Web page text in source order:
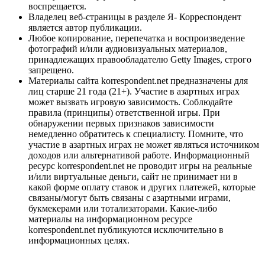
воспрещается.
Владелец веб-страницы в разделе Я- Корреспондент
является автор публикации.
Любое копирование, перепечатка и воспроизведение
фотографий и/или аудиовизуальных материалов,
принадлежащих правообладателю Getty Images, строго
запрещено.
Материалы сайта korrespondent.net предназначены для
лиц старше 21 года (21+). Участие в азартных играх
может вызвать игровую зависимость. Соблюдайте
правила (принципы) ответственной игры. При
обнаружении первых признаков зависимости
немедленно обратитесь к специалисту. Помните, что
участие в азартных играх не может являться источником
доходов или альтернативой работе. Информационный
ресурс korrespondent.net не проводит игры на реальные
и/или виртуальные деньги, сайт не принимает ни в
какой форме оплату ставок и других платежей, которые
связаны/могут быть связаны с азартными играми,
букмекерами или тотализаторами. Какие-либо
материалы на информационном ресурсе
korrespondent.net публикуются исключительно в
информационных целях.